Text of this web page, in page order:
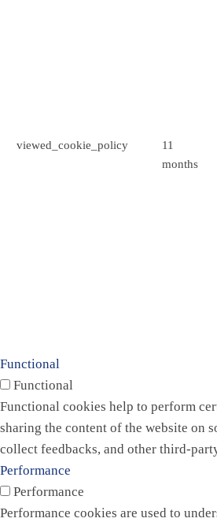
viewed_cookie_policy
11
months
Functional
Functional
Functional cookies help to perform
sharing the content of the website on
collect feedbacks, and other third-
Performance
Performance
Performance cookies are used to